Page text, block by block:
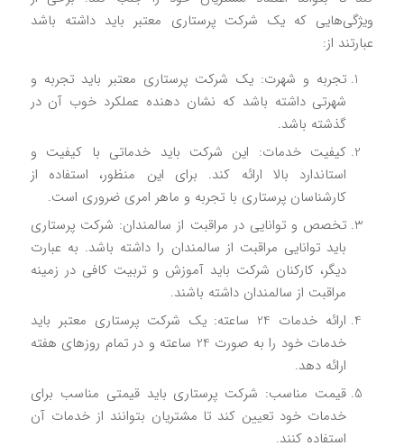
ویژگی‌هایی که یک شرکت پرستاری معتبر باید داشته باشد
عبارتند از:
تجربه و شهرت: یک شرکت پرستاری معتبر باید تجربه و
شهرتی داشته باشد که نشان دهنده عملکرد خوب آن در
گذشته باشد.
کیفیت خدمات: این شرکت باید خدماتی با کیفیت و
استاندارد بالا ارائه کند. برای این منظور، استفاده از
کارشناسان پرستاری با تجربه و ماهر امری ضروری است.
تخصص و توانایی در مراقبت از سالمندان: شرکت پرستاری
باید توانایی مراقبت از سالمندان را داشته باشد. به عبارت
دیگر، کارکنان شرکت باید آموزش و تربیت کافی در زمینه
مراقبت از سالمندان داشته باشند.
ارائه خدمات 24 ساعته: یک شرکت پرستاری معتبر باید
خدمات خود را به صورت 24 ساعته و در تمام روزهای هفته
ارائه دهد.
قیمت مناسب: شرکت پرستاری باید قیمتی مناسب برای
خدمات خود تعیین کند تا مشتریان بتوانند از خدمات آن
استفاده کنند.